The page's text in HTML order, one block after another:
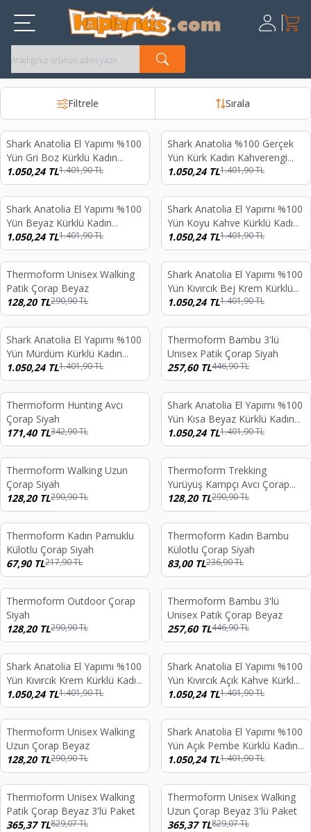
Üye
Kayıt Ol
Sepet
Filtrele Sırala
%25
Shark Anatolia El Yapımı %100
Yün Gri Boz Kürklü Kadın
Gerçek Deri Börk Şapka
1.050,24TL1.401,90TL
%25
Shark Anatolia %100 Gerçek
Yün Kürk Kadın Kahverengi
Deri Kışlık Şapka
1.050,24TL1.401,90TL
%25
Shark Anatolia El Yapımı %100
Yün Beyaz Kürklü Kadın
Gerçek Deri Börk Şapka
1.050,24TL1.401,90TL
%25
Shark Anatolia El Yapımı %100
Yün Koyu Kahve Kürklü Kadın
Gerçek Deri Börk Şapka
1.050,24TL1.401,90TL
%56
Thermoform Unisex Walking
Patik Çorap Beyaz
128,20TL290,90TL
%25
Shark Anatolia El Yapımı %100
Yün Kıvırcık Bej Krem Kürklü
Kadın Gerçek Deri Şapka
1.050,24TL1.401,90TL
%25
Shark Anatolia El Yapımı %100
Yün Mürdüm Kürklü Kadın
Gerçek Deri Börk Şapka
1.050,24TL1.401,90TL
%42
Thermoform Bambu 3'lü
Unisex Patik Çorap Siyah
257,60TL446,90TL
%50
Thermoform Hunting Avcı
Çorap Siyah
171,40TL342,90TL
%25
Shark Anatolia El Yapımı %100
Yün Kısa Beyaz Kürklü Kadın
Gerçek Deri Şapka
1.050,24TL1.401,90TL
%56
Thermoform Walking Uzun
Çorap Siyah
128,20TL290,90TL
%56
Thermoform Trekking
Yürüyüş Kampçı Avcı Çorap
Siyah
128,20TL290,90TL
%69
Thermoform Kadın Pamuklu
Külotlu Çorap Siyah
67,90TL217,90TL
%65
Thermoform Kadın Bambu
Külotlu Çorap Siyah
83,00TL236,90TL
%56
Thermoform Outdoor Çorap
Siyah
128,20TL290,90TL
%42
Thermoform Bambu 3'lü
Unisex Patik Çorap Beyaz
257,60TL446,90TL
%25
Shark Anatolia El Yapımı %100
Yün Kıvırcık Krem Kürklü Kadın
Gerçek Deri Şapka
1.050,24TL1.401,90TL
%25
Shark Anatolia El Yapımı %100
Yün Kıvırcık Açık Kahve Kürklü
Kadın Gerçek Deri Şapka
1.050,24TL1.401,90TL
%56
Thermoform Unisex Walking
Uzun Çorap Beyaz
128,20TL290,90TL
%25
Shark Anatolia El Yapımı %100
Yün Açık Pembe Kürklü Kadın
Gerçek Deri Şapka
1.050,24TL1.401,90TL
%56
Thermoform Unisex Walking
Patik Çorap Beyaz 3'lü Paket
365,37TL829,07TL
%56
Thermoform Unisex Walking
Uzun Çorap Beyaz 3'lü Paket
365,37TL829,07TL